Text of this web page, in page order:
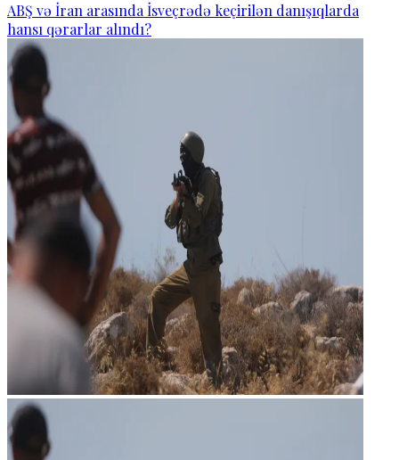
ABŞ və İran arasında İsveçrədə keçirilən danışıqlarda
hansı qərarlar alındı?